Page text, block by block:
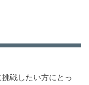
戦したい方にとっ